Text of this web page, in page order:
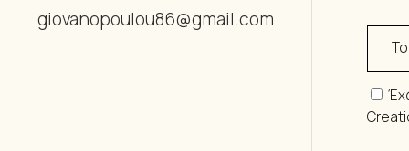
giovanopoulou86@gmail.com